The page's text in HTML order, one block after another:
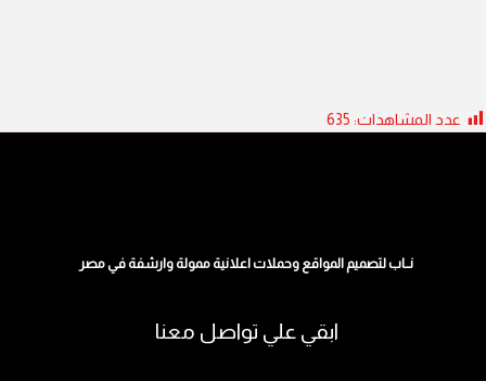
عدد المشاهدات: 635
نــاب لتصميم المواقع وحملات اعلانية ممولة وارشفة في مصر
ابقي علي تواصل معنا